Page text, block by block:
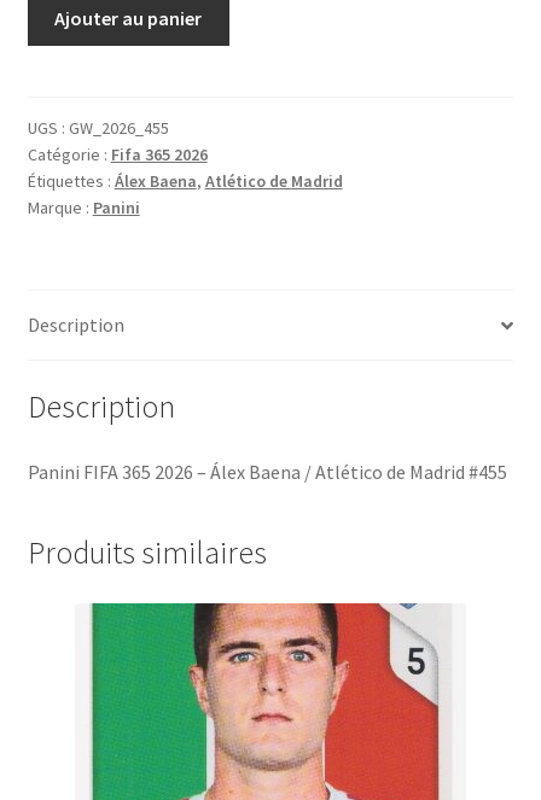
365
2026
-
Álex
de
#455
Ajouter au panier
UGS : GW_2026_455
Catégorie : Fifa 365 2026
Étiquettes : Álex Baena, Atlético de Madrid
Marque : Panini
Description
Description
Panini FIFA 365 2026 – Álex Baena / Atlético de Madrid #455
Produits similaires